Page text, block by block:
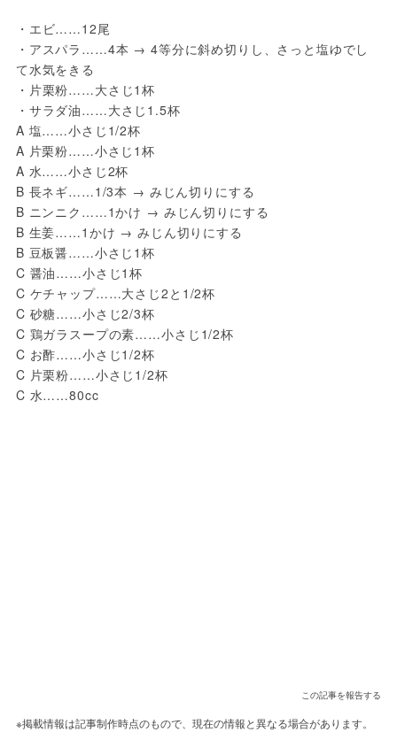
・エビ……12尾
・アスパラ……4本 → 4等分に斜め切りし、さっと塩ゆでし
て水気をきる
・片栗粉……大さじ1杯
・サラダ油……大さじ1.5杯
A 塩……小さじ1/2杯
A 片栗粉……小さじ1杯
A 水……小さじ2杯
B 長ネギ……1/3本 → みじん切りにする
B ニンニク……1かけ → みじん切りにする
B 生姜……1かけ → みじん切りにする
B 豆板醤……小さじ1杯
C 醤油……小さじ1杯
C ケチャップ……大さじ2と1/2杯
C 砂糖……小さじ2/3杯
C 鶏ガラスープの素……小さじ1/2杯
C お酢……小さじ1/2杯
C 片栗粉……小さじ1/2杯
C 水……80cc
この記事を報告する
※掲載情報は記事制作時点のもので、現在の情報と異なる場合があります。